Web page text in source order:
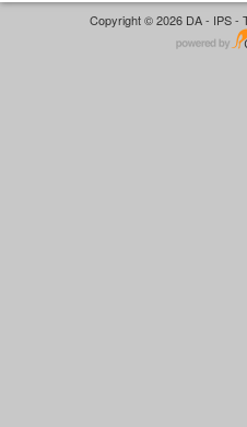
Copyright © 2026 DA - IPS -